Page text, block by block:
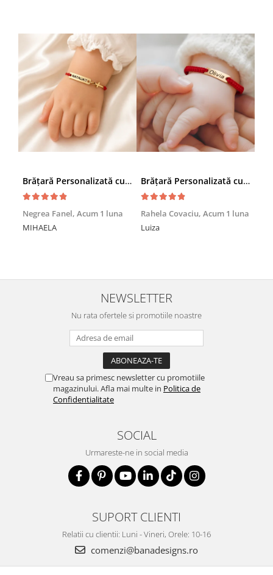
Brățară Personalizată cu Nume și Cruciuță – Inox Aur IP
Negrea Fanel, Acum 1 luna
MIHAELA
Brățară Personalizată cu Nume, Inox Auriu Waterproof, pentru copii
Rahela Covaciu, Acum 1 luna
Luiza
NEWSLETTER
Nu rata ofertele si promotiile noastre
Vreau sa primesc newsletter cu promotiile
magazinului. Afla mai multe in Politica de
Confidentialitate
SOCIAL
Urmareste-ne in social media
SUPORT CLIENTI
Relatii cu clientii: Luni - Vineri, Orele: 10-16
comenzi@banadesigns.ro